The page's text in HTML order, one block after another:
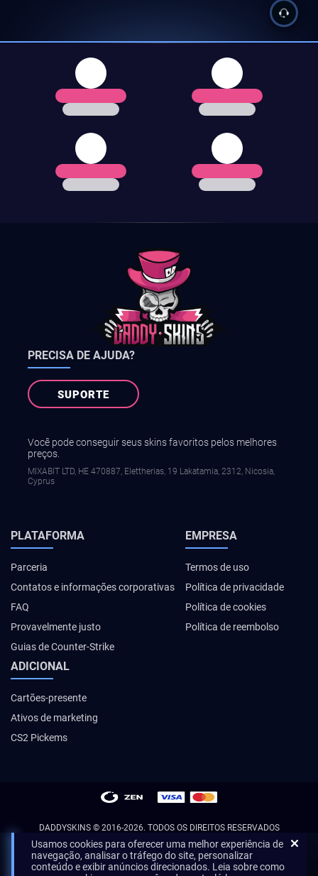
PRECISA DE AJUDA?
SUPORTE
Você pode conseguir seus skins favoritos pelos melhores
preços.
MIXABIT LTD, ΗΕ 470887, Elettherias, 19 Lakatamia, 2312, Nicosia,
Cyprus
PLATAFORMA
Parceria
Contatos e informações corporativas
FAQ
Provavelmente justo
Guias de Counter-Strike
EMPRESA
Termos de uso
Política de privacidade
Política de cookies
Política de reembolso
ADICIONAL
Cartões-presente
Ativos de marketing
CS2 Pickems
DADDYSKINS© 2016-2026. TODOS OS DIREITOS RESERVADOS
Usamos cookies para oferecer uma melhor experiência de
navegação, analisar o tráfego do site, personalizar
conteúdo e exibir anúncios direcionados. Leia sobre como